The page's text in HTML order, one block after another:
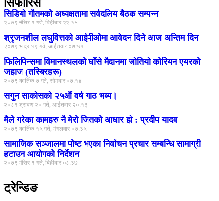
सिफारिस
सिडियो गौतमको अध्यक्षतामा सर्वदलिय बैठक सम्पन्न
२०७९ मंसिर १ गते, बिहीबार २२:१५
श्रृजनशील लघुवित्तको आईपीओमा आवेदन दिने आज अन्तिम दिन
२०७९ भाद्र १९ गते, आईतवार ०७:५१
फिलिपिन्समा विमानस्थलको घाँसे मैदानमा जोतियो कोरियन एयरको
जहाज (तस्बिरहरू)
२०७९ कार्तिक ७ गते, सोमबार ०७:१४
सगुन साकोसको २५औं वर्ष गाठ भब्य।
२०८१ श्रावण २० गते, आईतवार २०:१३
मैले गरेका कामहरु नै मेरो जितको आधार हो : प्रदीप यादव
२०७९ कार्तिक १५ गते, मंगलवार ०७:३५
सामाजिक सञ्जालमा पोष्ट भएका निर्वाचन प्रचार सम्बन्धि सामाग्री
हटाउन आयोगको निर्देशन
२०७९ मंसिर १ गते, बिहीबार ०८:३७
ट्रेन्डिङ